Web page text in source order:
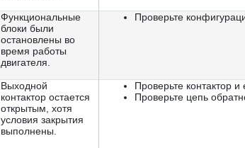
Функциональные
блоки были
остановлены во
время работы
двигателя.
Проверьте
Выходной
контактор остается
открытым, хотя
условия закрытия
выполнены.
Проверьте контактор и
Проверьте цепь